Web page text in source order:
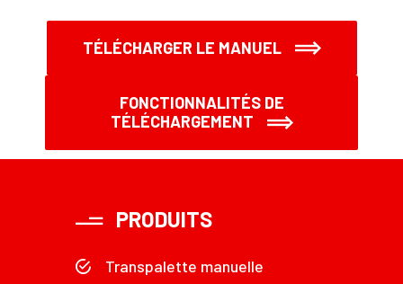
TÉLÉCHARGER LE MANUEL
FONCTIONNALITÉS DE
TÉLÉCHARGEMENT
PRODUITS
Transpalette manuelle